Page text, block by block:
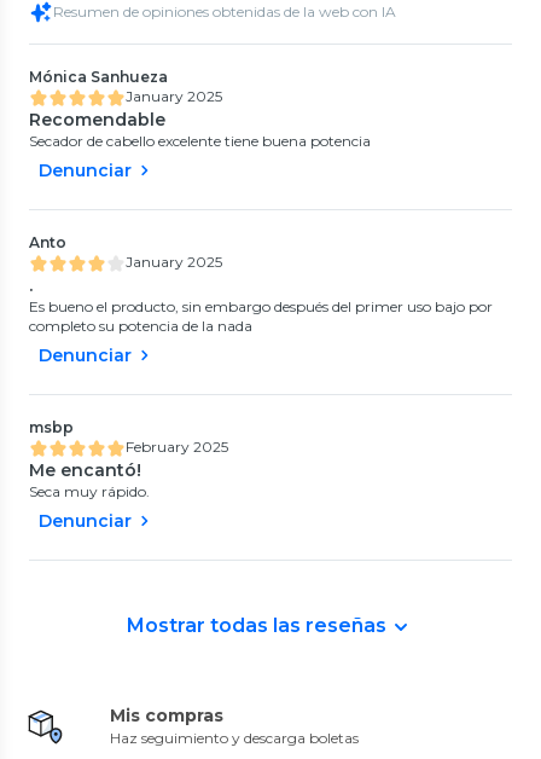
Resumen de opiniones obtenidas de la web con IA
Mónica Sanhueza
January 2025
Recomendable
Secador de cabello excelente tiene buena potencia
Denunciar
Anto
January 2025
.
Es bueno el producto, sin embargo después del primer uso bajo por
completo su potencia de la nada
Denunciar
msbp
February 2025
Me encantó!
Seca muy rápido.
Denunciar
Mostrar todas las reseñas
Mis compras
Haz seguimiento y descarga boletas